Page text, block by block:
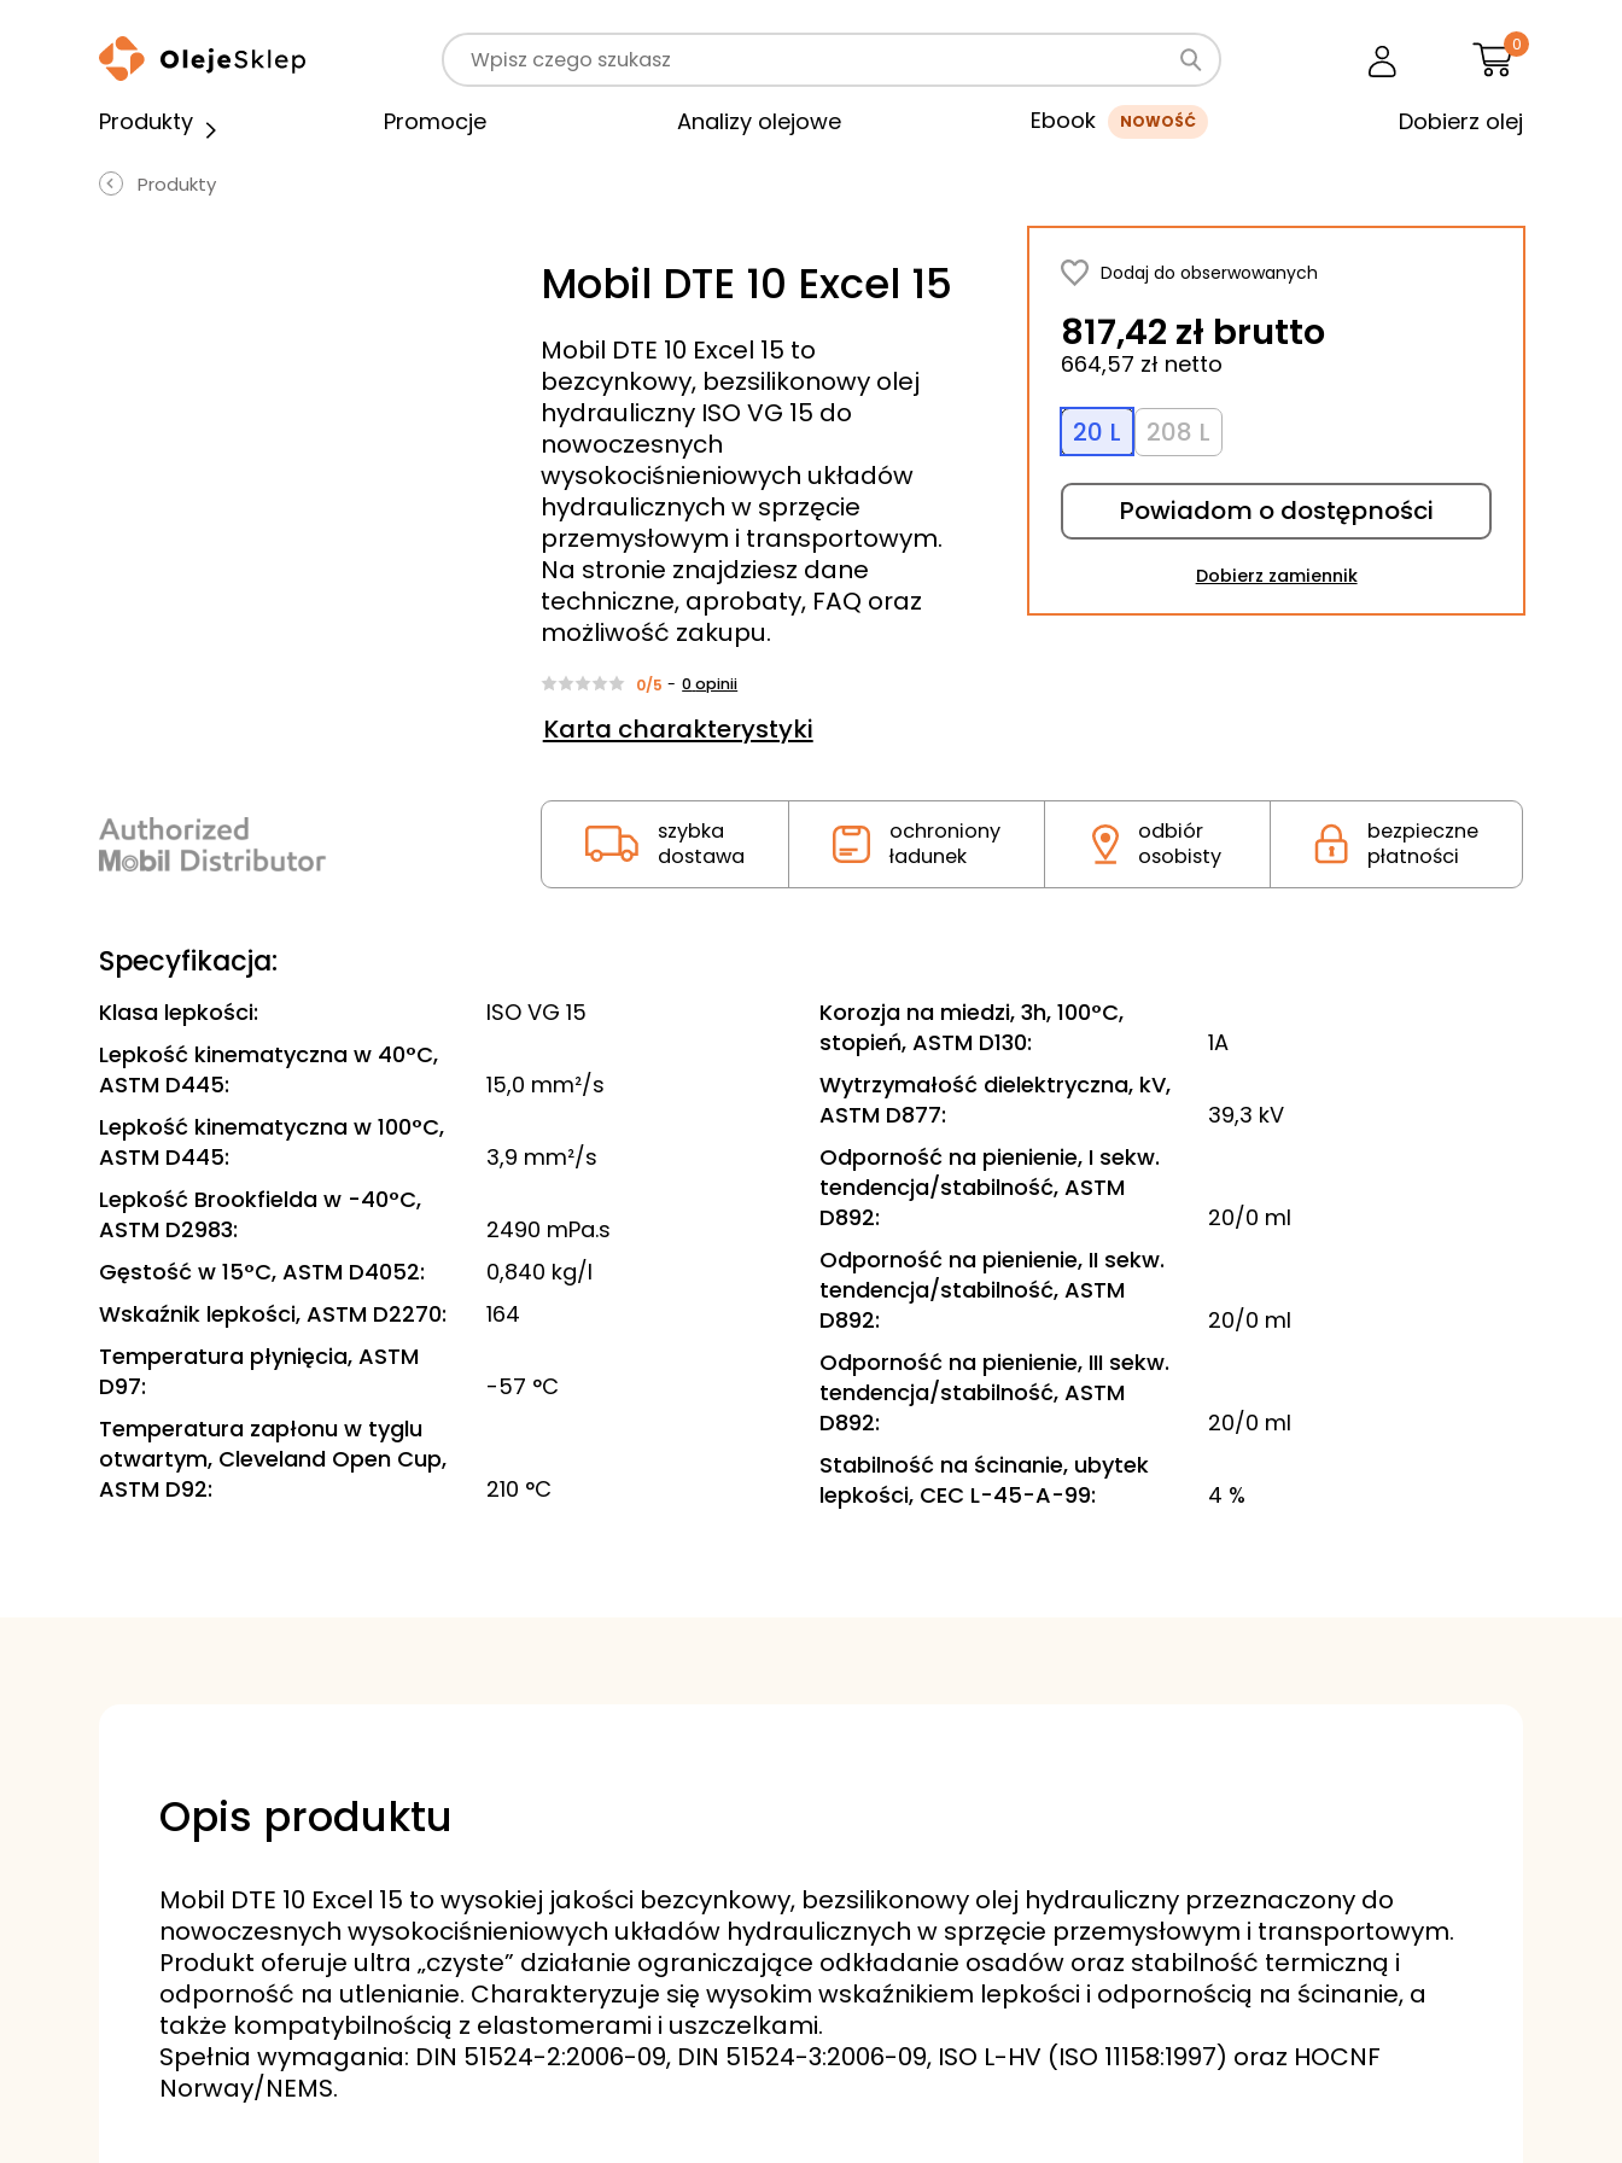
Wyszukaj produkt
0
Produkty Promocje Analizy olejowe Ebook NOWOŚĆ Dobierz olej
Produkty
Mobil DTE 10 Excel 15
Mobil DTE 10 Excel 15 to
bezcynkowy, bezsilikonowy olej
hydrauliczny ISO VG 15 do
nowoczesnych
wysokociśnieniowych układów
hydraulicznych w sprzęcie
przemysłowym i transportowym.
Na stronie znajdziesz dane
techniczne, aprobaty, FAQ oraz
możliwość zakupu.
0/5 - 0opinii
Karta charakterystyki
Dodaj do obserwowanych
817,42 zł brutto
664,57 zł netto
20 L 208 L
Powiadom o dostępności
Dobierz zamiennik
szybka
dostawa
ochroniony
ładunek
odbiór
osobisty
bezpieczne
płatności
Specyfikacja:
Klasa lepkości:
ISO VG 15
Lepkość kinematyczna w 40°C,
ASTM D445:
15,0 mm²/s
Lepkość kinematyczna w 100°C,
ASTM D445:
3,9 mm²/s
Lepkość Brookfielda w -40°C,
ASTM D2983:
2490 mPa.s
Gęstość w 15°C, ASTM D4052:
0,840 kg/l
Wskaźnik lepkości, ASTM D2270:
164
Temperatura płynięcia, ASTM
D97:
-57 °C
Temperatura zapłonu w tyglu
otwartym, Cleveland Open Cup,
ASTM D92: 210 °C
Korozja na miedzi, 3h, 100°C,
stopień, ASTM D130:
1A
Wytrzymałość dielektryczna, kV,
ASTM D877:
39,3 kV
Odporność na pienienie, I sekw.
tendencja/stabilność, ASTM
D892:
20/0 ml
Odporność na pienienie, II sekw.
tendencja/stabilność, ASTM
D892:
20/0 ml
Odporność na pienienie, III sekw.
tendencja/stabilność, ASTM
D892:
20/0 ml
Stabilność na ścinanie, ubytek
lepkości, CEC L-45-A-99: 4 %
Opis produktu
Mobil DTE 10 Excel 15 to wysokiej jakości bezcynkowy, bezsilikonowy olej hydrauliczny przeznaczony do
nowoczesnych wysokociśnieniowych układów hydraulicznych w sprzęcie przemysłowym i transportowym.
Produkt oferuje ultra „czyste” działanie ograniczające odkładanie osadów oraz stabilność termiczną i
odporność na utlenianie. Charakteryzuje się wysokim wskaźnikiem lepkości i odpornością na ścinanie, a
także kompatybilnością z elastomerami i uszczelkami.
Spełnia wymagania: DIN 51524-2:2006-09, DIN 51524-3:2006-09, ISO L-HV (ISO 11158:1997) oraz HOCNF
Norway/NEMS.